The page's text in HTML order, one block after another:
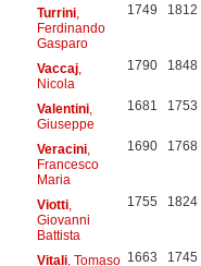
Turrini,
Ferdinando
Gasparo
1749 1812
Vaccaj,
Nicola
1790 1848
Valentini,
Giuseppe
1681 1753
Veracini,
Francesco
Maria
1690 1768
Viotti,
Giovanni
Battista
1755 1824
Vitali, Tomaso 1663 1745